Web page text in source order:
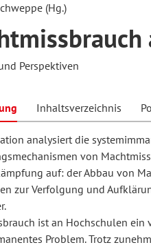
BildungBildung
und
und
und
forum
Forum
(Hg.)
Perspektiven
Inhaltsverzeichnis
analysiert die
von
auf: der Abbau von
zur Verfolgung und
ist an Hochschulen
Problem. Trotz